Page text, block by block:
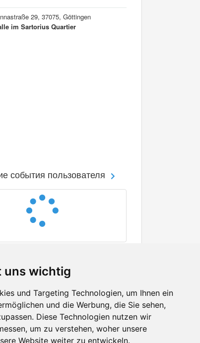
uns wichtig
und Targeting Technologien, um Ihnen ein
und die Werbung, die Sie sehen,
Diese Technologien nutzen wir
um zu verstehen, woher unsere
Website weiter zu entwickeln.
29, 37075, Göttingen
im Sartorius Quartier
события пользователя
Facebook
Twitter
YouTube